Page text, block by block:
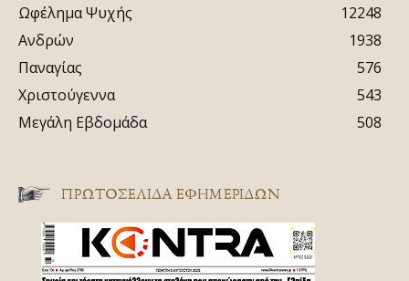
Ωφέλημα Ψυχής
12248
Ανδρών
1938
Παναγίας
576
Χριστούγεννα
543
Μεγάλη Εβδομάδα
508
ΠΡΩΤΟΣΈΛΙΔΑ ΕΦΗΜΕΡΊΔΩΝ